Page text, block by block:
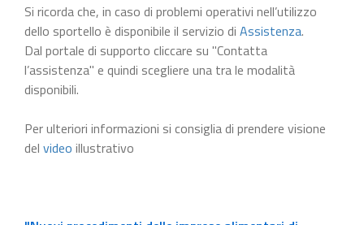
Si ricorda che, in caso di problemi operativi nell’utilizzo
dello sportello è disponibile il servizio di Assistenza.
Dal portale di supporto cliccare su "Contatta
l’assistenza" e quindi scegliere una tra le modalità
disponibili.
Per ulteriori informazioni si consiglia di prendere visione
del video illustrativo